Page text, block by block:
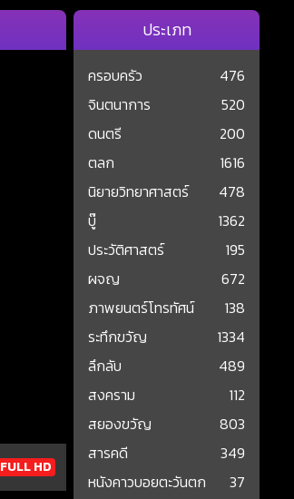
FULL HD
ประเภท
ครอบครัว
476
จินตนาการ
520
ดนตรี
200
ตลก
1616
นิยายวิทยาศาสตร์
478
บู๊
1362
ประวัติศาสตร์
195
ผจญ
672
ภาพยนตร์โทรทัศน์
138
ระทึกขวัญ
1334
ลึกลับ
489
สงคราม
112
สยองขวัญ
803
สารคดี
349
หนังคาวบอยตะวันตก
37